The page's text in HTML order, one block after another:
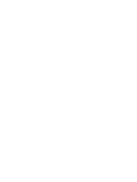
务
司
网
注册公司行吗？_百度知道
？-爱问知识人
注册